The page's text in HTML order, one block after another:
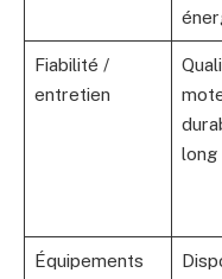
Fiabilité /
entretien
long
Équipements